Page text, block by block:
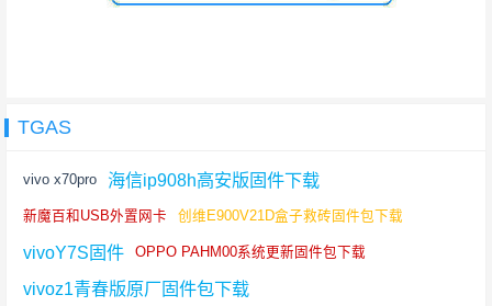
TGAS
vivo x70pro 海信ip908h高安版固件下载
新魔百和USB外置网卡 创维E900V21D盒子救砖固件包下载
vivoY7S固件 OPPO PAHM00系统更新固件包下载
vivoz1青春版原厂固件包下载